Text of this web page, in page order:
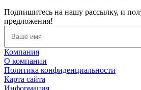
Подпишитесь на нашу рассылку, и
предложения!
Компания
О компании
Политика конфиденциальности
Карта сайта
Информация